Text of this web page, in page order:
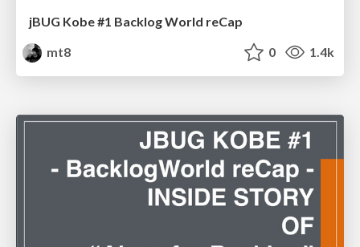
jBUG Kobe #1 Backlog World reCap
mt8
0 1.4k